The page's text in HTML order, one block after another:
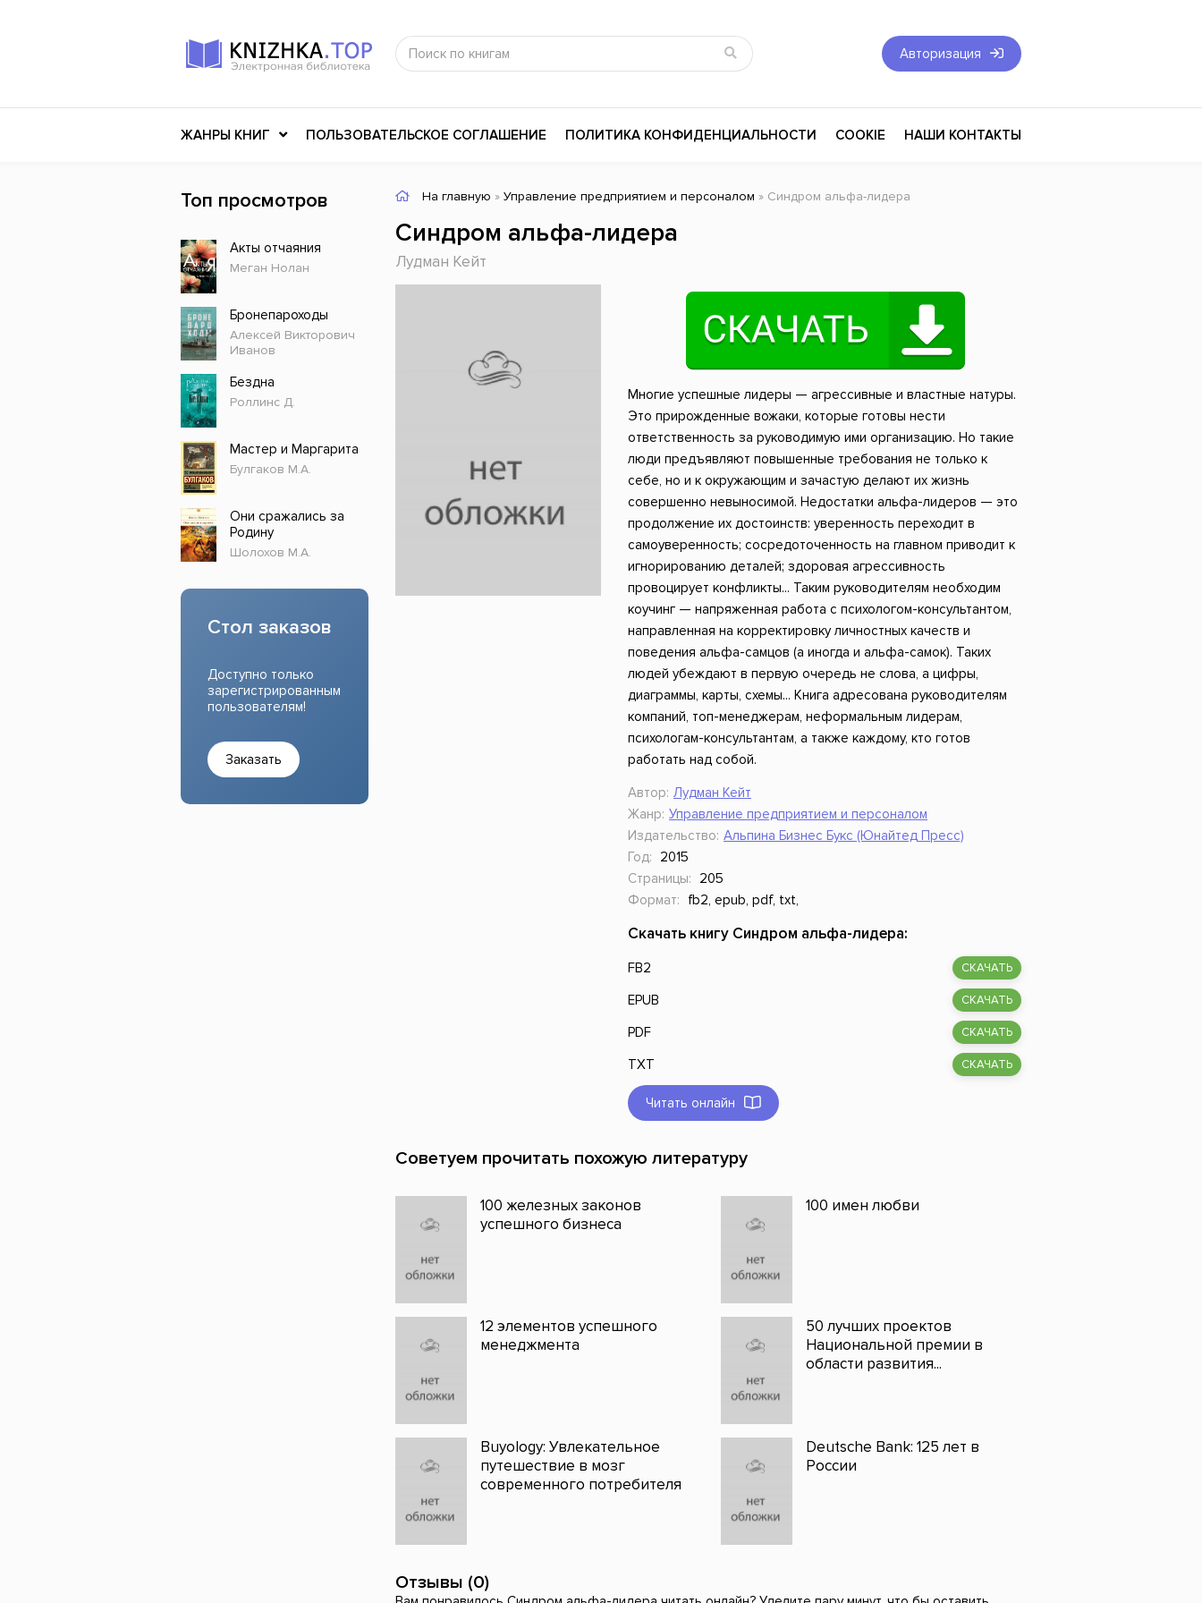
Авторизация
ЖАНРЫ КНИГ
Российское искусство
Детективы
Детские книги
История
Разное
Прочие издания
Медицина и здоровье
Научная литература
Любовные романы
Научные издания
Современная проза
История России
Эзотерика
Экономика
ПОЛЬЗОВАТЕЛЬСКОЕ СОГЛАШЕНИЕ ПОЛИТИКА КОНФИДЕНЦИАЛЬНОСТИ COOKIE НАШИ КОНТАКТЫ
На главную » Управление предприятием и персоналом » Синдром альфа-лидера
Синдром альфа-лидера
Лудман Кейт
Многие успешные лидеры — агрессивные и властные натуры.
Это прирожденные вожаки, которые готовы нести
ответственность за руководимую ими организацию. Но такие
люди предъявляют повышенные требования не только к
себе, но и к окружающим и зачастую делают их жизнь
совершенно невыносимой. Недостатки альфа-лидеров — это
продолжение их достоинств: уверенность переходит в
самоуверенность; сосредоточенность на главном приводит к
игнорированию деталей; здоровая агрессивность
провоцирует конфликты... Таким руководителям необходим
коучинг — напряженная работа с психологом-консультантом,
направленная на корректировку личностных качеств и
поведения альфа-самцов (а иногда и альфа-самок). Таких
людей убеждают в первую очередь не слова, а цифры,
диаграммы, карты, схемы... Книга адресована руководителям
компаний, топ-менеджерам, неформальным лидерам,
психологам-консультантам, а также каждому, кто готов
работать над собой.
Автор: Лудман Кейт
Жанр: Управление предприятием и персоналом
Издательство: Альпина Бизнес Букс (Юнайтед Пресс)
Год:
2015
Страницы:
205
Формат:
fb2, epub, pdf, txt,
Скачать книгу Синдром альфа-лидера:
FB2 СКАЧАТЬ
EPUB СКАЧАТЬ
PDF СКАЧАТЬ
TXT СКАЧАТЬ
Читать онлайн
Советуем прочитать похожую литературу
100 железных законов
успешного бизнеса
100 имен любви
12 элементов успешного
менеджмента
50 лучших проектов
Национальной премии в
области развития...
Buyology: Увлекательное
путешествие в мозг
современного потребителя
Deutsche Bank: 125 лет в
России
Отзывы (0)
Топ просмотров
Акты отчаяния
Меган Нолан
Бронепароходы
Алексей Викторович
Иванов
Бездна
Роллинс Д.
Мастер и Маргарита
Булгаков М.А.
Они сражались за
Родину
Шолохов М.А.
Стол заказов
Доступно только
зарегистрированным
пользователям!
Заказать